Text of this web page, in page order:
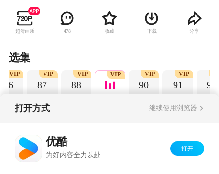
器，一道抗争的序幕，就此轰然拉开。
超清画质 478 收藏 下载 分享
选集
86
VIP
87
VIP
88
VIP VIP
90
VIP
91
VIP
92
打开方式 继续使用浏览器
优酷
为好内容全力以赴
打开